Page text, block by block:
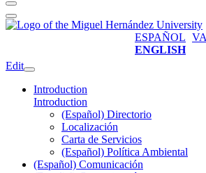
ESPAÑOL
ENGLISH
Edit
Introduction
Introduction
(Español) Directorio
Localización
Carta de Servicios
(Español) Política Ambiental
(Español) Comunicación